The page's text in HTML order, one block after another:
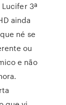
3ª
ainda
né se
ou
e não